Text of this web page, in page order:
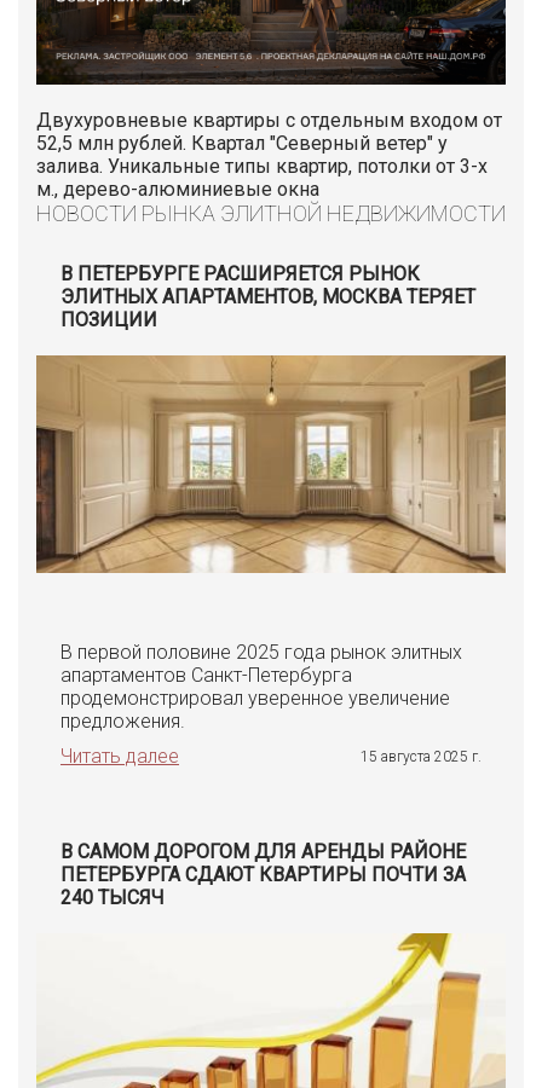
Двухуровневые квартиры с отдельным входом от
52,5 млн рублей. Квартал "Северный ветер" у
залива. Уникальные типы квартир, потолки от 3-х
м., дерево-алюминиевые окна
НОВОСТИ РЫНКА ЭЛИТНОЙ НЕДВИЖИМОСТИ
В ПЕТЕРБУРГЕ РАСШИРЯЕТСЯ РЫНОК
ЭЛИТНЫХ АПАРТАМЕНТОВ, МОСКВА ТЕРЯЕТ
ПОЗИЦИИ
В первой половине 2025 года рынок элитных
апартаментов Санкт-Петербурга
продемонстрировал уверенное увеличение
предложения.
Читать далее
15 августа 2025 г.
В САМОМ ДОРОГОМ ДЛЯ АРЕНДЫ РАЙОНЕ
ПЕТЕРБУРГА СДАЮТ КВАРТИРЫ ПОЧТИ ЗА
240 ТЫСЯЧ